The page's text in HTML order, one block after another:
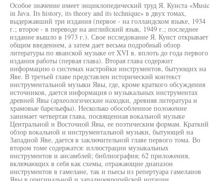
Особое значение имеет энциклопедический труд Я. Кунста «Music
in Java. Its history, its theory and its technique» в двух томах,
выдержавший три издания (первое - на голландском языке, 1934
г.; второе - в переводе на английский язык, 1949 г.; последнее
издание вышло в 1973 г.). Свое исследование Я. Кунст открывает
общим введением, а затем дает весьма подробный обзор
литературы по яванской музыке от XVI в. вплоть до года первого
издания работы (первая глава). Вторая глава содержит
информацию о системах настройки инструментов, бытующих на
Яве. В третьей главе представлен исторический контекст
инструментальной музыки Явы, где, кроме краткого обсуждения
источников, дается информация о музыкальных инструментах
древней Явы (археологические находки, древняя литература и
храмовые барельефы). Несколько обособленное положение
занимает четвертая глава, посвященная вокальной музыке
Центральной и Восточной Явы, ее поэтическим формам. Краткий
обзор вокальной и инструментальной музыки, бытующей на
Западной Яве, дается в заключительной главе первого тома. Во
втором томе содержатся: иллюстрации музыкальных
инструментов и ансамблей; библиография; 62 приложения,
включающих в себя как схемы, отражающие диапазон
инструментов в гамелане, так и пьесы из репертуара гамеланов